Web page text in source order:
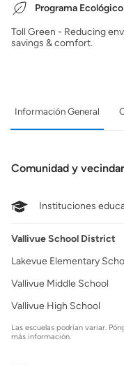
Programa Ecológico
Toll Green - Reducing
savings & comfort.
Información General
Comunidad y
Instituciones
Vallivue School District
Lakevue Elementary
Vallivue Middle School
Vallivue High School
Las escuelas podrían variar.
más información.